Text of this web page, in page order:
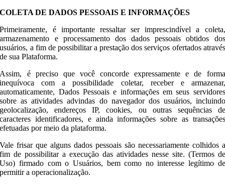
COLETA DE DADOS PESSOAIS E INFORMAÇÕES
Primeiramente, é importante ressaltar ser imprescindível a coleta,
armazenamento e processamento dos dados pessoais obtidos dos
usuários, a fim de possibilitar a prestação dos serviços ofertados através
de sua Plataforma.
Assim, é preciso que você concorde expressamente e de forma
inequívoca com a possibilidade coletar, receber e armazenar,
automaticamente, Dados Pessoais e informações em seus servidores
sobre as atividades advindas do navegador dos usuários, incluindo
geolocalização, endereços IP, cookies, ou outras sequências de
caracteres identificadores, e ainda informações sobre as transações
efetuadas por meio da plataforma.
Vale frisar que alguns dados pessoais são necessariamente colhidos a
fim de possibilitar a execução das atividades nesse site. (Termos de
Uso) firmado com o Usuários, bem como no interesse legítimo de
permitir a operacionalização.